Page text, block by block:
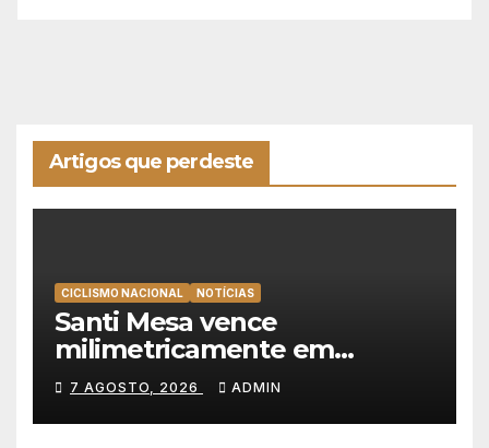
Artigos que perdeste
CICLISMO NACIONAL NOTÍCIAS
Santi Mesa vence
milimetricamente em
Albufeira, Rui Oliveira
mantém a amarela da Volta a
Portugal
7 AGOSTO, 2026 ADMIN